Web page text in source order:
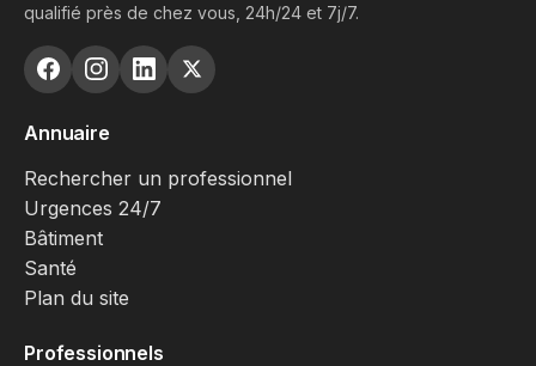
qualifié près de chez vous, 24h/24 et 7j/7.
Annuaire
Rechercher un professionnel
Urgences 24/7
Bâtiment
Santé
Plan du site
Professionnels